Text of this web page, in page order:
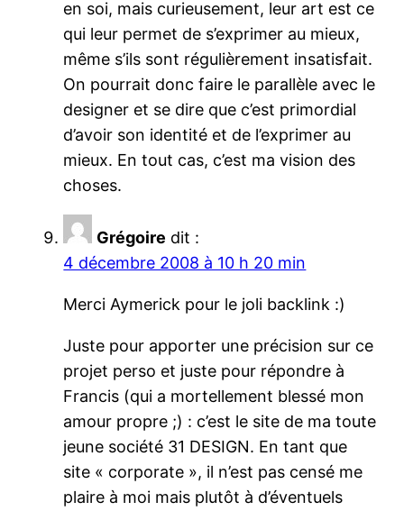
en soi, mais curieusement, leur art est ce
qui leur permet de s’exprimer au mieux,
même s’ils sont régulièrement insatisfait.
On pourrait donc faire le parallèle avec le
designer et se dire que c’est primordial
d’avoir son identité et de l’exprimer au
mieux. En tout cas, c’est ma vision des
choses.
Grégoire dit :
4 décembre 2008 à 10 h 20 min
Merci Aymerick pour le joli backlink :)
Juste pour apporter une précision sur ce
projet perso et juste pour répondre à
Francis (qui a mortellement blessé mon
amour propre ;) : c’est le site de ma toute
jeune société 31 DESIGN. En tant que
site « corporate », il n’est pas censé me
plaire à moi mais plutôt à d’éventuels